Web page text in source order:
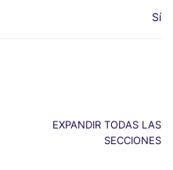
Sí
EXPANDIR TODAS LAS
SECCIONES